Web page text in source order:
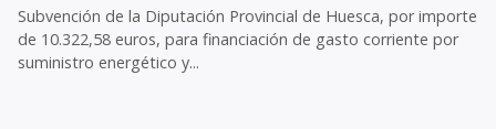
Subvención de la Diputación Provincial de Huesca, por importe
de 10.322,58 euros, para financiación de gasto corriente por
suministro energético y...